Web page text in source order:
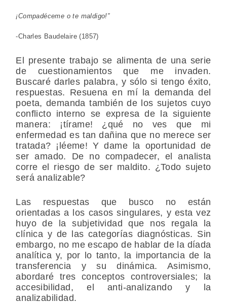
¡Compadéceme o te maldigo!”
-Charles Baudelaire (1857)
El presente trabajo se alimenta de una serie
de cuestionamientos que me invaden.
Buscaré darles palabra, y sólo si tengo éxito,
respuestas. Resuena en mí la demanda del
poeta, demanda también de los sujetos cuyo
conflicto interno se expresa de la siguiente
manera: ¡tírame! ¿qué no ves que mi
enfermedad es tan dañina que no merece ser
tratada? ¡léeme! Y dame la oportunidad de
ser amado. De no compadecer, el analista
corre el riesgo de ser maldito. ¿Todo sujeto
será analizable?
Las respuestas que busco no están
orientadas a los casos singulares, y esta vez
huyo de la subjetividad que nos regala la
clínica y de las categorías diagnósticas. Sin
embargo, no me escapo de hablar de la díada
analítica y, por lo tanto, la importancia de la
transferencia y su dinámica. Asimismo,
abordaré tres conceptos controversiales; la
accesibilidad, el anti-analizando y la
analizabilidad.